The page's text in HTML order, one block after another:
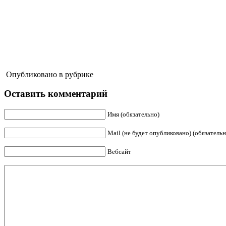
Опубликовано в рубрике
Оставить комментарий
Имя (обязательно)
Mail (не будет опубликовано)
Вебсайт